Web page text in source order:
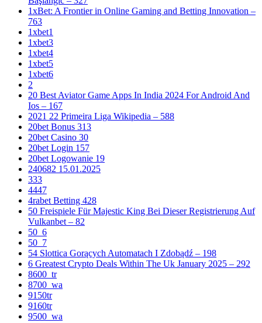
1xBet: A Frontier in Online Gaming and Betting Innovation –
763
1xbet1
1xbet3
1xbet4
1xbet5
1xbet6
2
20 Best Aviator Game Apps In India 2024 For Android And
Ios – 167
2021 22 Primeira Liga Wikipedia – 588
20bet Bonus 313
20bet Casino 30
20bet Login 157
20bet Logowanie 19
240682 15.01.2025
333
4447
4rabet Betting 428
50 Freispiele Für Majestic King Bei Dieser Registrierung Auf
Vulkanbet – 82
50_6
50_7
54 Slottica Gorących Automatach I Zdobądź – 198
6 Greatest Crypto Deals Within The Uk January 2025 – 292
8600_tr
8700_wa
9150tr
9160tr
9500_wa